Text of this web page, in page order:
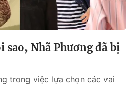
sao, Nhã Phương đã bị
trong việc lựa chọn các vai